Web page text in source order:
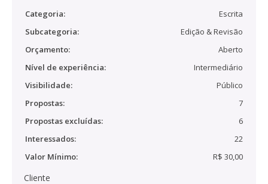
Categoria:
Escrita
Subcategoria:
Edição & Revisão
Orçamento:
Aberto
Nível de experiência:
Intermediário
Visibilidade:
Público
Propostas:
7
Propostas excluídas:
6
Interessados:
22
Valor Mínimo:
R$ 30,00
Cliente